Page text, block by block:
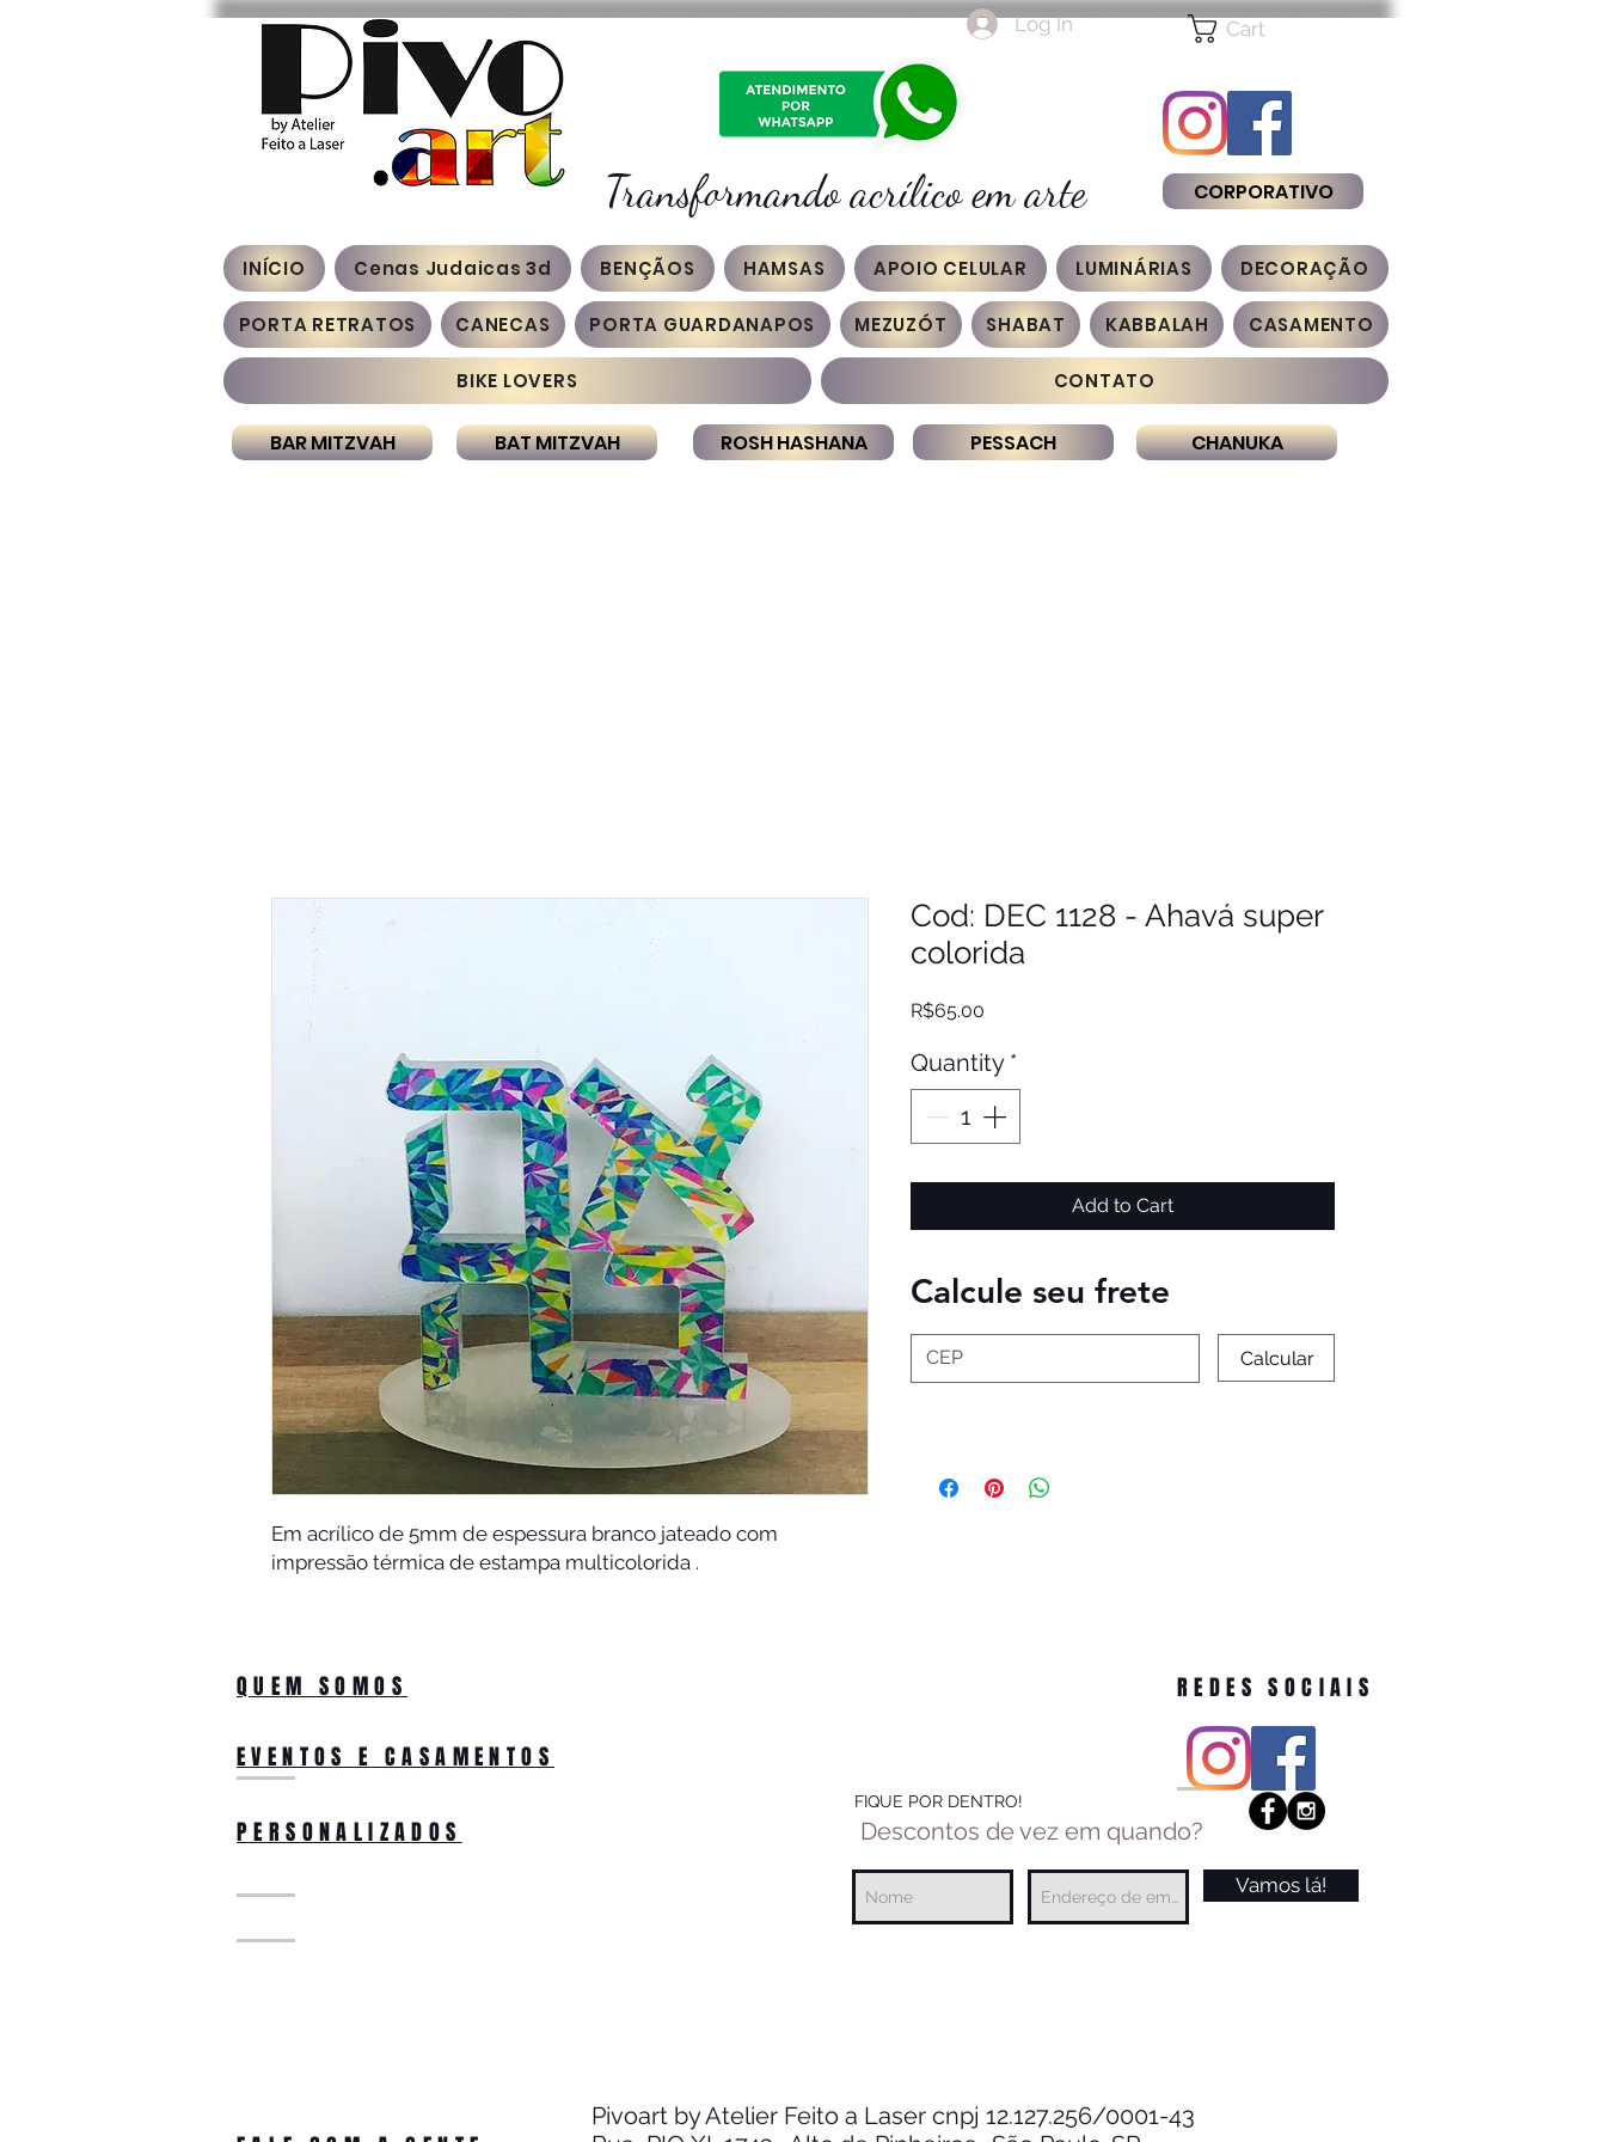
Log In
Transformando acrílico em arte
Cart
CORPORATIVO
INÍCIO Cenas Judaicas 3d BENÇÃOS HAMSAS APOIO CELULAR LUMINÁRIAS DECORAÇÃO
PORTA RETRATOS CANECAS PORTA GUARDANAPOS MEZUZÓT SHABAT KABBALAH CASAMENTO
BIKE LOVERS CONTATO
BAR MITZVAH BAT MITZVAH ROSH HASHANA PESSACH CHANUKA
Em acrílico de 5mm de espessura branco jateado com
impressão térmica de estampa multicolorida .
Cod: DEC 1128 - Ahavá super
colorida
R$65.00
Quantity *
Add to Cart
Calcule seu frete
Calcular
QUEM SOMOS
EVENTOS E CASAMENTOS
PERSONALIZADOS
REDES SOCIAIS
FIQUE POR DENTRO!
Descontos de vez em quando?
Vamos lá!
Pivoart by Atelier Feito a Laser cnpj 12.127.256/0001-43